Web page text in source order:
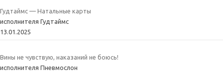
Гудтаймс — Натальные карты
исполнителя Гудтаймс
13.01.2025
Вины не чувствую, наказаний не боюсь!
исполнителя Пневмослон